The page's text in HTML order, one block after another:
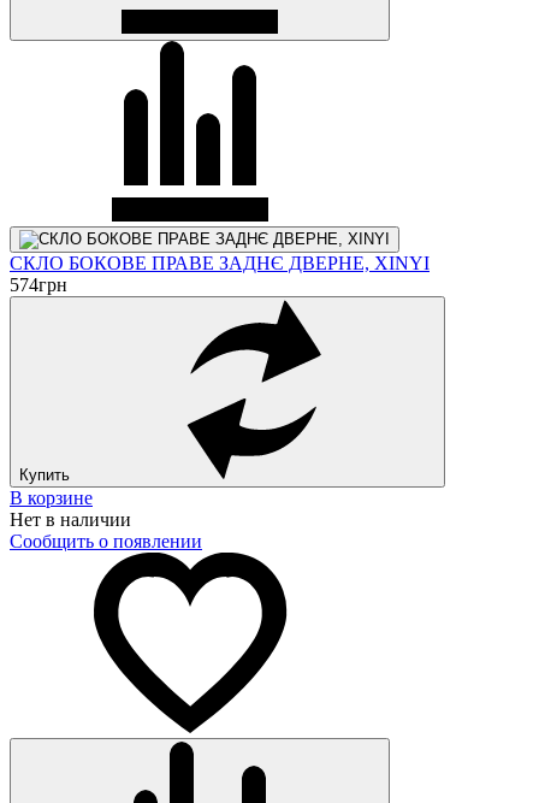
СКЛО БОКОВЕ ПРАВЕ ЗАДНЄ ДВЕРНЕ, XINYI
574грн
Купить
В корзине
Нет в наличии
Сообщить о появлении